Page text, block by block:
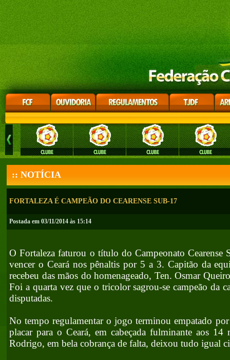
:: NOTÍCIA
FORTALEZA É CAMPEÃO DO CEARENSE SUB-17
Postada em 03/11/2014 às 15:14
O Fortaleza faturou o título do Campeonato Cearense
vencer o Ceará nos pênaltis por 5 a 3. Capitão da
recebeu das mãos do homenageado, Ten. Osmar
Foi a quarta vez que o tricolor sagrou-se campeão da
disputadas.
No tempo regulamentar o jogo terminou empatado
placar para o Ceará, em cabeçada fulminante aos
Rodrigo, em bela cobrança de falta, deixou tudo igual